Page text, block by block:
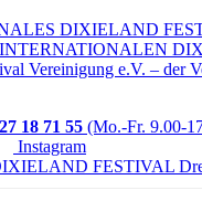
DIXIELAND
INTERNATIONALEN
Vereinigung e.V. – der
18 71 55 (Mo.-Fr. 9.00-
Instagram